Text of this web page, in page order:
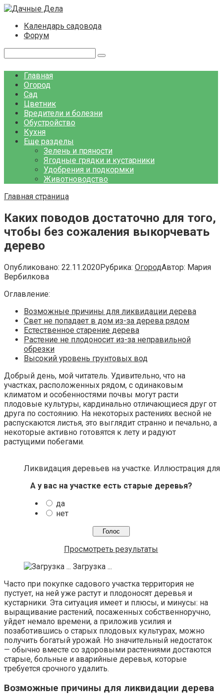
Перейти
контентуКалендарь садовода
Форум
Главная
Огород
Сад
Цветник
Вредители и болезни
Обустройство
Кухня
Еще разделы
Зелень и пряности
Ягодные грядки и кустарники
Удобрения и подкормки
Животноводство
Главная страница
Каких поводов достаточно для того,
чтобы без сожаления выкорчевать
дерево
Опубликовано: 22.11.2020Рубрика: ОгородАвтор: Мария
Вербилкова
Оглавление:
Возможные причины для ликвидации дерева
Свет не попадает в дом из-за дерева рядом
Естественное старение дерева
Растение не плодоносит из-за неправильной
обрезки
Высокий уровень грунтовых вод
Добрый день, мой читатель. Удивительно, что на
участках, расположенных рядом, с одинаковым
климатом и особенностями почвы могут расти
плодовые культуры, кардинально отличающиеся друг от
друга по состоянию. На некоторых растениях весной не
распускаются листья, это выглядит странно и печально, а
некоторые активно готовятся к лету и радуют
растущими побегами.
Ликвидация деревьев на участке. Иллюстрация для
А у вас на участке есть старые деревья?
да
нет
Просмотреть результаты
Загрузка ...
Часто при покупке садового участка территория не
пустует, на ней уже растут и плодоносят деревья и
кустарники. Эта ситуация имеет и плюсы, и минусы: на
выращивание растений, посаженных собственноручно,
уйдет немало времени, а приложив усилия и
позаботившись о старых плодовых культурах, можно
получить богатый урожай. Но значительный недостаток
— обычно вместе со здоровыми растениями достаются
старые, больные и аварийные деревья, которые
требуется срочного удалить.
Возможные причины для ликвидации дерева